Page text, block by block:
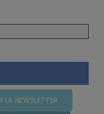
LA NEWSLETTER